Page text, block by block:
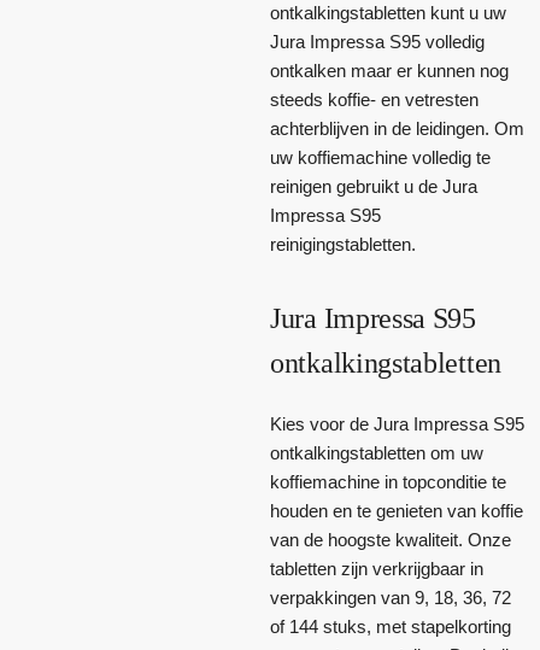
ontkalkingstabletten kunt u uw
Jura Impressa S95 volledig
ontkalken maar er kunnen nog
steeds koffie- en vetresten
achterblijven in de leidingen. Om
uw koffiemachine volledig te
reinigen gebruikt u de Jura
Impressa S95
reinigingstabletten.
Jura Impressa S95
ontkalkingstabletten
Kies voor de Jura Impressa S95
ontkalkingstabletten om uw
koffiemachine in topconditie te
houden en te genieten van koffie
van de hoogste kwaliteit. Onze
tabletten zijn verkrijgbaar in
verpakkingen van 9, 18, 36, 72
of 144 stuks, met stapelkorting